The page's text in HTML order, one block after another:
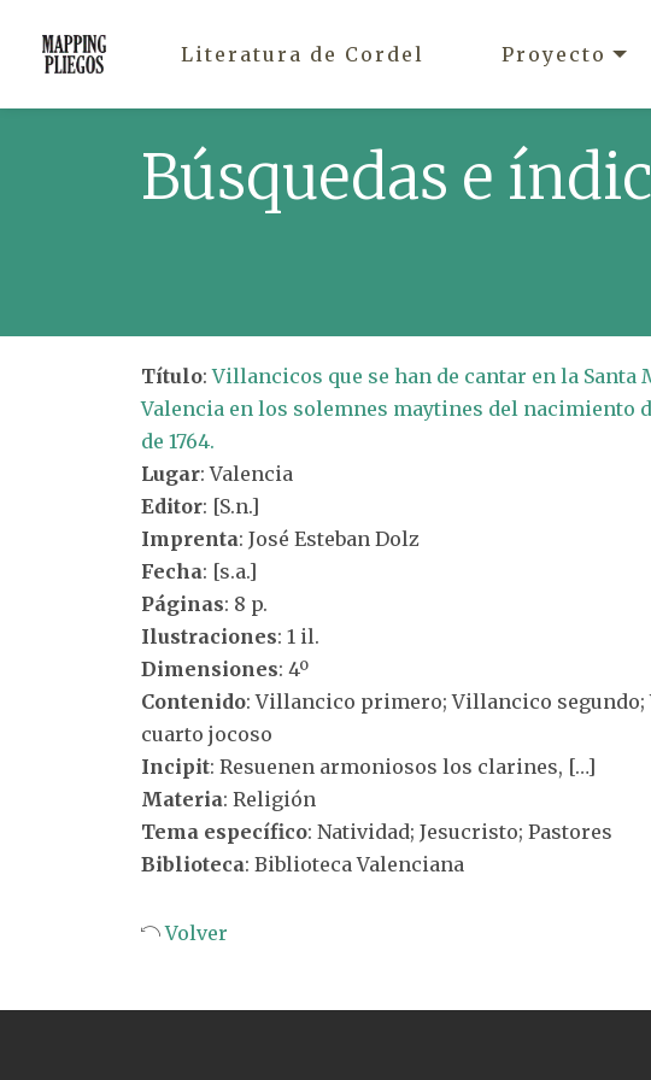
Literatura de Cordel Proyecto
Búsquedas e
Título:Villancicos que se han de cantar en la
Valencia en los solemnes maytines del nacimiento
de 1764.
Lugar: Valencia
Editor: [S.n.]
Imprenta: José Esteban Dolz
Fecha: [s.a.]
Páginas: 8 p.
Ilustraciones: 1 il.
Dimensiones: 4º
Contenido: Villancico primero; Villancico
cuarto jocoso
Incipit: Resuenen armoniosos los clarines, […]
Materia: Religión
Tema específico: Natividad; Jesucristo; Pastores
Biblioteca: Biblioteca Valenciana
Volver